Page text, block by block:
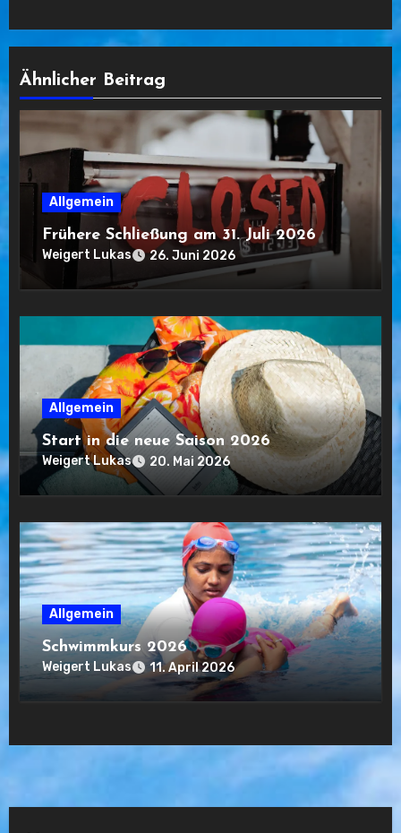
Ähnlicher Beitrag
Allgemein
Frühere Schließung am 31. Juli 2026
Weigert Lukas 26. Juni 2026
Allgemein
Start in die neue Saison 2026
Weigert Lukas 20. Mai 2026
Allgemein
Schwimmkurs 2026
Weigert Lukas 11. April 2026